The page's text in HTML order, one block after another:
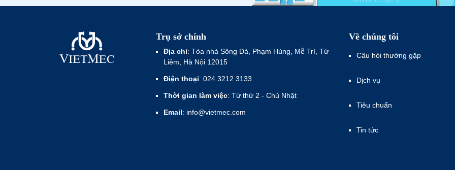
Trụ sở chính
Địa chỉ: Tòa nhà Sông Đà, Phạm Hùng, Mễ Trì, Từ
Liêm, Hà Nội 12015
Điện thoại: 024 3212 3133
Thời gian làm việc: Từ thứ 2 - Chủ Nhật
Email: info@vietmec.com
Về chúng tôi
Câu hỏi thường gặp
Dịch vụ
Tiêu chuẩn
Tin tức